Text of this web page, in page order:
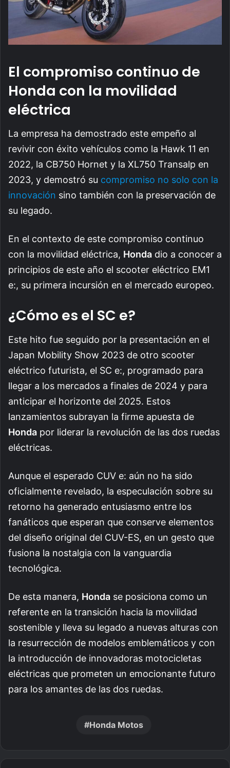
El compromiso continuo de
Honda con la movilidad
eléctrica
La empresa ha demostrado este empeño al
revivir con éxito vehículos como la Hawk 11 en
2022, la CB750 Hornet y la XL750 Transalp en
2023, y demostró su compromiso no solo con la
innovación sino también con la preservación de
su legado.
En el contexto de este compromiso continuo
con la movilidad eléctrica, Honda dio a conocer a
principios de este año el scooter eléctrico EM1
e:, su primera incursión en el mercado europeo.
¿Cómo es el SC e?
Este hito fue seguido por la presentación en el
Japan Mobility Show 2023 de otro scooter
eléctrico futurista, el SC e:, programado para
llegar a los mercados a finales de 2024 y para
anticipar el horizonte del 2025. Estos
lanzamientos subrayan la firme apuesta de
Honda por liderar la revolución de las dos ruedas
eléctricas.
Aunque el esperado CUV e: aún no ha sido
oficialmente revelado, la especulación sobre su
retorno ha generado entusiasmo entre los
fanáticos que esperan que conserve elementos
del diseño original del CUV-ES, en un gesto que
fusiona la nostalgia con la vanguardia
tecnológica.
De esta manera, Honda se posiciona como un
referente en la transición hacia la movilidad
sostenible y lleva su legado a nuevas alturas con
la resurrección de modelos emblemáticos y con
la introducción de innovadoras motocicletas
eléctricas que prometen un emocionante futuro
para los amantes de las dos ruedas.
Honda Motos